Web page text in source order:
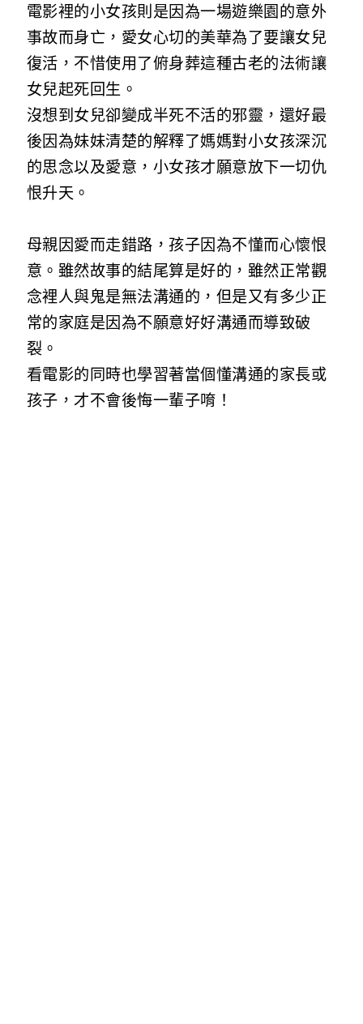
電影裡的小女孩則是因為一場遊樂園的意外
事故而身亡，愛女心切的美華為了要讓女兒
復活，不惜使用了俯身葬這種古老的法術讓
女兒起死回生。
沒想到女兒卻變成半死不活的邪靈，還好最
後因為妹妹清楚的解釋了媽媽對小女孩深沉
的思念以及愛意，小女孩才願意放下一切仇
恨升天。
母親因愛而走錯路，孩子因為不懂而心懷恨
意。雖然故事的結尾算是好的，雖然正常觀
念裡人與鬼是無法溝通的，但是又有多少正
常的家庭是因為不願意好好溝通而導致破
裂。
看電影的同時也學習著當個懂溝通的家長或
孩子，才不會後悔一輩子唷！